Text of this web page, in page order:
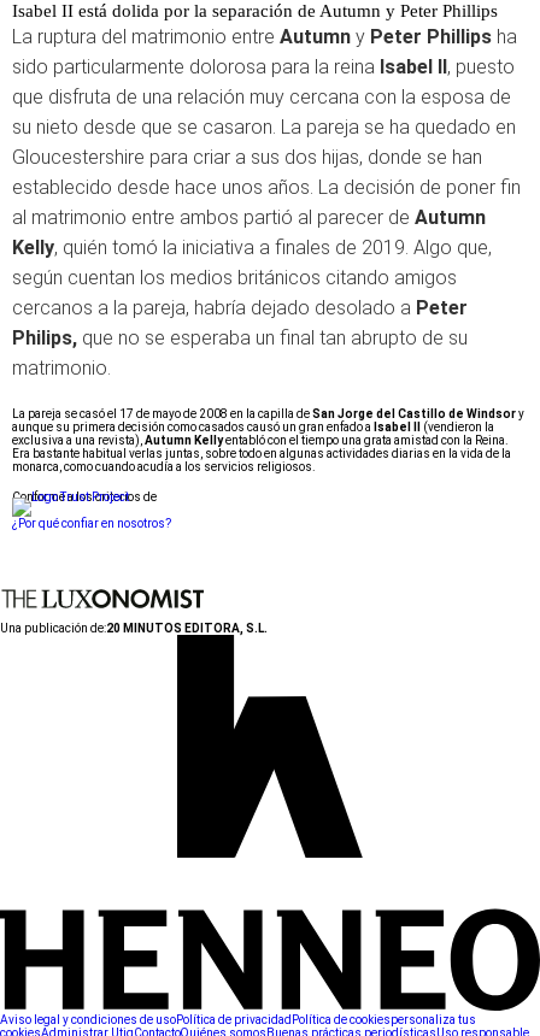
Isabel II está dolida por la separación de Autumn y Peter Phillips
La ruptura del matrimonio entre Autumn y Peter Phillips ha
sido particularmente dolorosa para la reina Isabel II, puesto
que disfruta de una relación muy cercana con la esposa de
su nieto desde que se casaron. La pareja se ha quedado en
Gloucestershire para criar a sus dos hijas, donde se han
establecido desde hace unos años. La decisión de poner fin
al matrimonio entre ambos partió al parecer de Autumn
Kelly, quién tomó la iniciativa a finales de 2019. Algo que,
según cuentan los medios británicos citando amigos
cercanos a la pareja, habría dejado desolado a Peter
Philips, que no se esperaba un final tan abrupto de su
matrimonio.
La pareja se casó el 17 de mayo de 2008 en la capilla deSan Jorge del Castillo de Windsory
aunque su primera decisión como casados causó un gran enfado a Isabel II
(vendieron la
exclusiva a una revista), Autumn Kellyentabló con el tiempo una grata amistad con la Reina.
Era bastante habitual verlas juntas, sobre todo en algunas actividades diarias en la vida de la
monarca, como cuando acudía a los servicios religiosos.
Conforme a los criterios de
¿Por qué confiar en nosotros?
Una publicación de:20 MINUTOS EDITORA, S.L.
Aviso legal y condiciones de usoPolítica de privacidad Política de cookiespersonaliza tus
cookiesAdministrar UtiqContactoQuiénes somos Buenas prácticas periodísticasUso responsable